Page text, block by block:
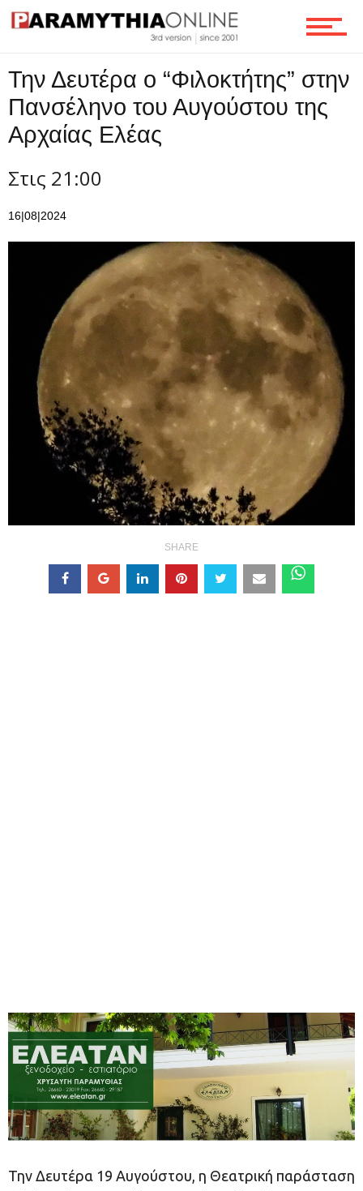
Τεχνολογία
Ροή
Επικοινωνία
Την Δευτέρα ο “Φιλοκτήτης” στην
Πανσέληνο του Αυγούστου της
Αρχαίας Ελέας
Στις 21:00
16|08|2024
SHARE
Την Δευτέρα 19 Αυγούστου, η Θεατρική παράσταση